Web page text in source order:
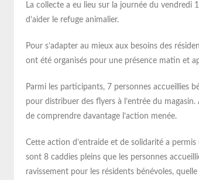
La collecte a eu lieu sur la journée du vendredi
d’aider le refuge animalier.
Pour s’adapter au mieux aux besoins des
ont été organisés pour une présence matin et
Parmi les participants, 7 personnes accueillies
pour distribuer des flyers à l’entrée du
de comprendre davantage l’action menée.
Cette action d’entraide et de solidarité a
sont 8 caddies pleins que les personnes
ravissement pour les résidents bénévoles,
MAS La Clarée : le
chantier prend forme
Sous un beau soleil, la présidente, la
directrice générale, plusieurs
de l’établissement se sont rendus sur le
chantier du futur Dispositif d’Accueil
Spécialisé intégrant la MAS La Clarée
de constater l’évolution des travaux et
du projet. Merci à Mickaël
Le 12 mars
nationale, une
suivie de la
de partenariat.
de la voie
prise en
intellectuelle.